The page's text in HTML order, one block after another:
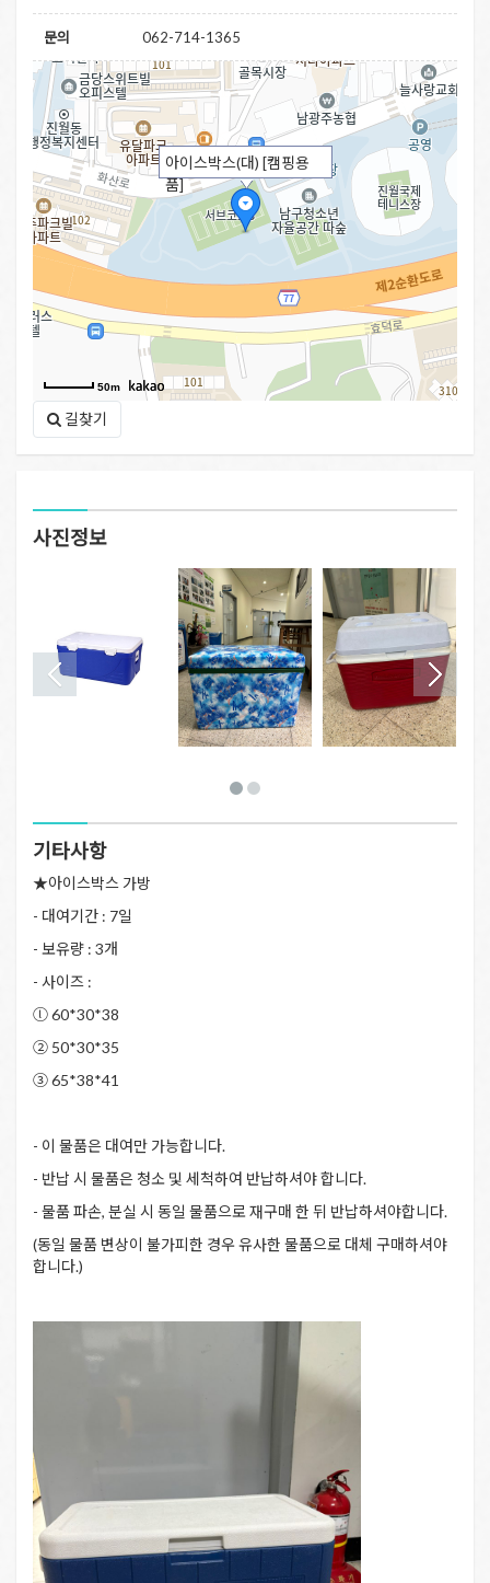
문의 062-714-1365
아이스박스(대) [캠핑용
품]
50m
길찾기
사진정보
기타사항
★아이스박스 가방
- 대여기간 : 7일
- 보유량 : 3개
- 사이즈 :
ⓛ 60*30*38
② 50*30*35
③ 65*38*41
- 이 물품은 대여만 가능합니다.
- 반납 시 물품은 청소 및 세척하여 반납하셔야 합니다.
- 물품 파손, 분실 시 동일 물품으로 재구매 한 뒤 반납하셔야합니다.
(동일 물품 변상이 불가피한 경우 유사한 물품으로 대체 구매하셔야
합니다.)